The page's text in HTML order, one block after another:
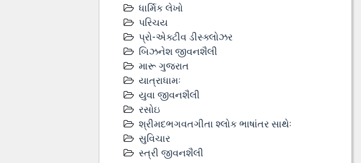
ધાર્મિક લેખો
પરિચય
પ્રો-એક્ટીવ ડીસ્‍ક્લોઝર
બિઝનેશ જીવનશૈલી
મારૂ ગુજરાત
યાત્રાધામઃ
યુવા જીવનશૈલી
રસોઇ
શ્રીમદભગવતગીતા શ્લોક ભાષાંતર સાથેઃ
સુવિચાર
સ્ત્રી જીવનશૈલી